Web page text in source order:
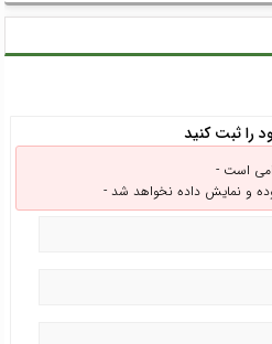
را ثبت کنید
است -
و نمایش داده نخواهد شد -